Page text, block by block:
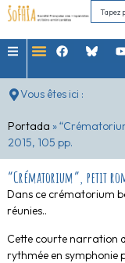
Vous êtes ici :
Portada »
2015, 105 pp.
“Crématorium”, petit
Dans ce crématorium
réunies..
Cette courte narration
rythmée en symphonie